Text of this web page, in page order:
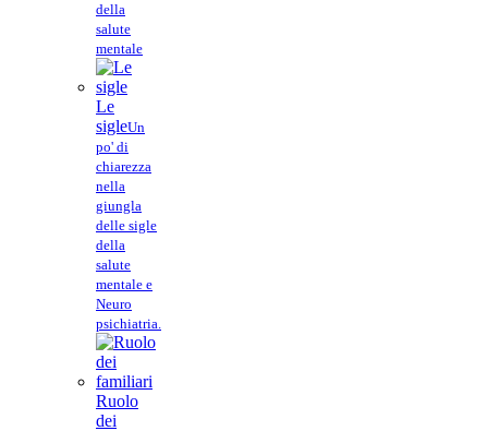
della
salute
mentale
Le
sigleUn
po' di
chiarezza
nella
giungla
delle sigle
della
salute
mentale e
Neuro
psichiatria.
Ruolo
dei